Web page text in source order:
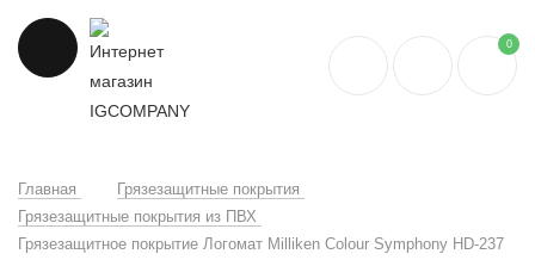
0
Главная
Грязезащитные покрытия
Грязезащитные покрытия из ПВХ
Грязезащитное покрытие Логомат Milliken Colour Symphony HD-237